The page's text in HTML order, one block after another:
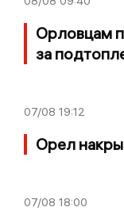
Орловцам
за
07/08 19:12
Орел
07/08 18:00